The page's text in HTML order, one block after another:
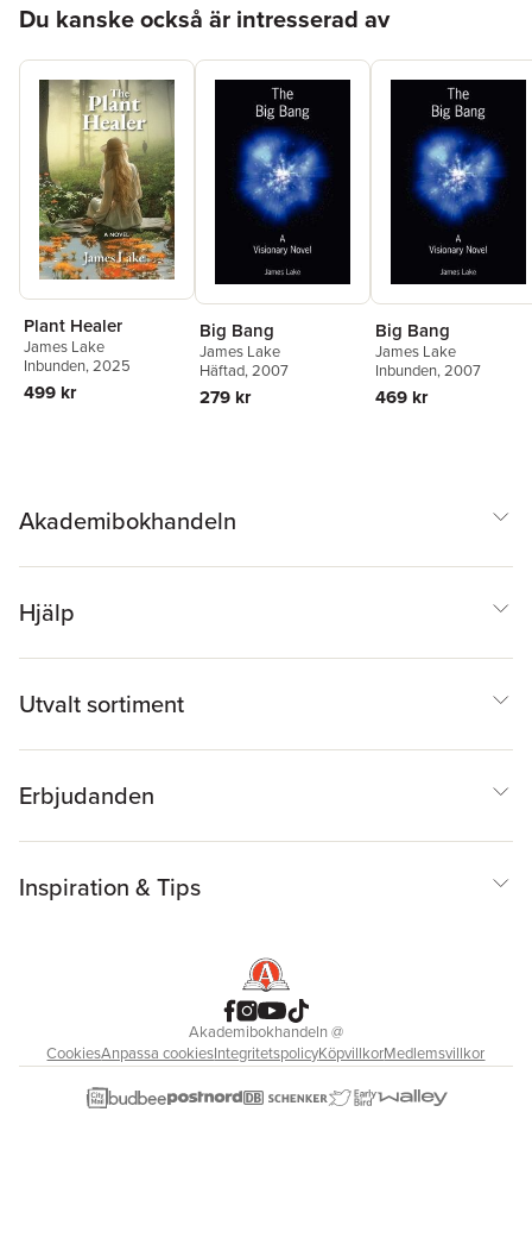
Du kanske också är intresserad av
Plant Healer
James Lake
Inbunden, 2025
499 kr
Big Bang
James Lake
Häftad, 2007
279 kr
Big Bang
James Lake
Inbunden, 2007
469 kr
Akademibokhandeln
Hjälp
Utvalt sortiment
Erbjudanden
Inspiration & Tips
Akademibokhandeln@
CookiesAnpassa cookiesIntegritetspolicyKöpvillkorMedlemsvillkor